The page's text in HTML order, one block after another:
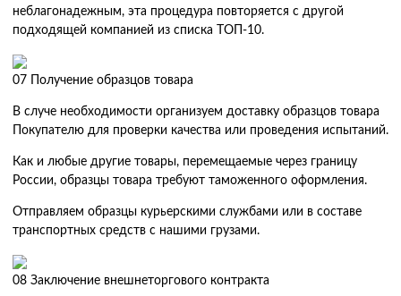
неблагонадежным, эта процедура повторяется с другой
подходящей компанией из списка ТОП-10.
07 Получение образцов товара
В случе необходимости организуем доставку образцов товара
Покупателю для проверки качества или проведения испытаний.
Как и любые другие товары, перемещаемые через границу
России, образцы товара требуют таможенного оформления.
Отправляем образцы курьерскими службами или в составе
транспортных средств с нашими грузами.
08 Заключение внешнеторгового контракта